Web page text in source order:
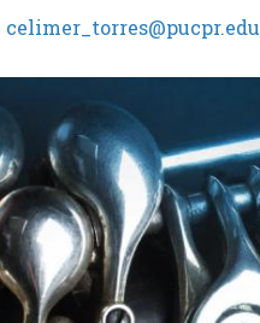
celimer_torres@pucpr.edu